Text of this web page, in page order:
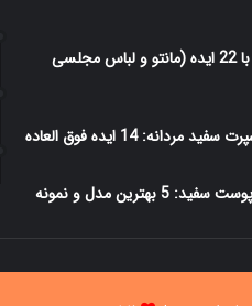
تزیین لباس مشکی ساده با 22 ایده (مانتو و لباس مجلسی
14 ایده فوق العاده
مدل و نمونه